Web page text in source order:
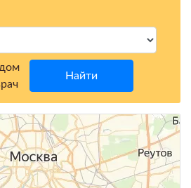
Найти